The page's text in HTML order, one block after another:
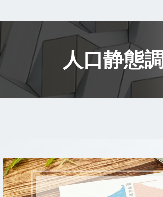
人口静態